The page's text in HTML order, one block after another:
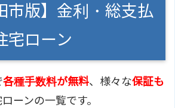
市版】金利・総支払
宅ローン
各種手数料が無料、様々な保証も
ーンの一覧です。